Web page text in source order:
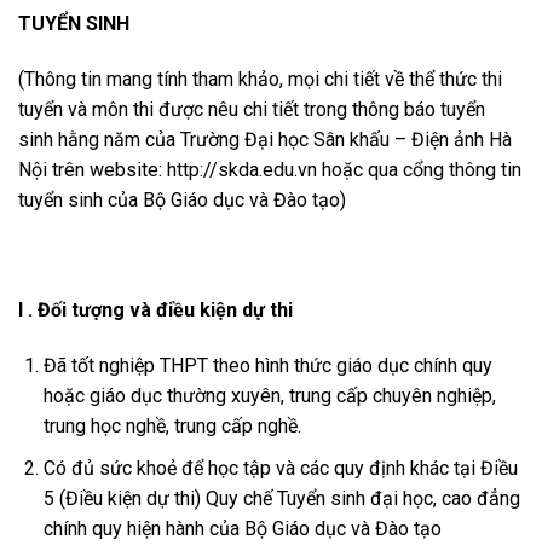
TUYỂN SINH
(Thông tin mang tính tham khảo, mọi chi tiết về thể thức thi
tuyển và môn thi được nêu chi tiết trong thông báo tuyển
sinh hằng năm của Trường Đại học Sân khấu – Điện ảnh Hà
Nội trên website: http://skda.edu.vn hoặc qua cổng thông tin
tuyển sinh của Bộ Giáo dục và Đào tạo)
I . Đối tượng và điều kiện dựthi
Đã tốt nghiệp THPT theo hình thức giáo dục chính quy
hoặc giáo dục thường xuyên, trung cấp chuyên nghiệp,
trung học nghề, trung cấp nghề.
Có đủ sức khoẻ để học tập và các quy định khác tại Điều
5 (Điều kiện dự thi) Quy chế Tuyển sinh đại học, cao đẳng
chính quy hiện hành của Bộ Giáo dục và Đào tạo